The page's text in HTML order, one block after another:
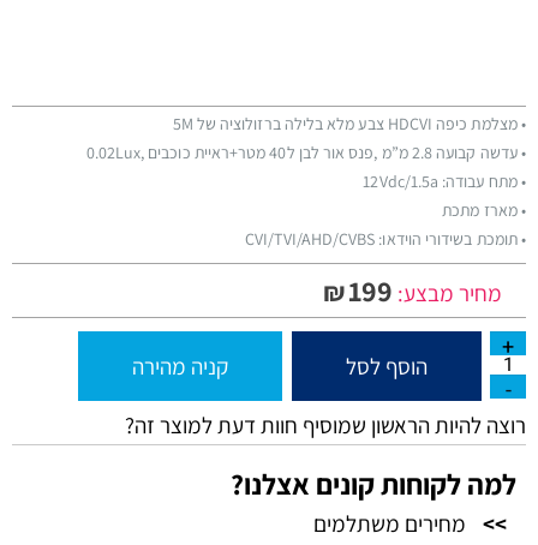
• מצלמת כיפה HDCVI צבע מלא בלילה ברזולוציה של 5M
• עדשה קבועה 2.8 מ”מ ,פנס אור לבן ל40 מטר+ראיית כוכבים ,0.02Lux
• מתח עבודה: 12Vdc/1.5a
• מארז מתכת
• תומכת בשידורי הוידאו: CVI/TVI/AHD/CVBS
מחיר מבצע: ₪199
הוסף לסל קניה מהירה
רוצה להיות הראשון שמוסיף חוות דעת למוצר זה?
למה לקוחות קונים אצלנו?
>>
מחירים משתלמים